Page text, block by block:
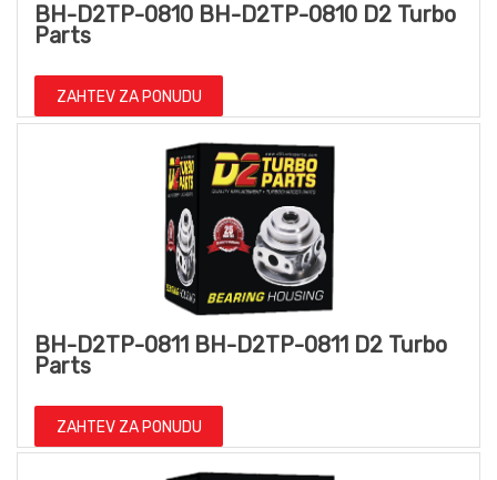
BH-D2TP-0810 BH-D2TP-0810 D2 Turbo
Parts
ZAHTEV ZA PONUDU
BH-D2TP-0811 BH-D2TP-0811 D2 Turbo
Parts
ZAHTEV ZA PONUDU